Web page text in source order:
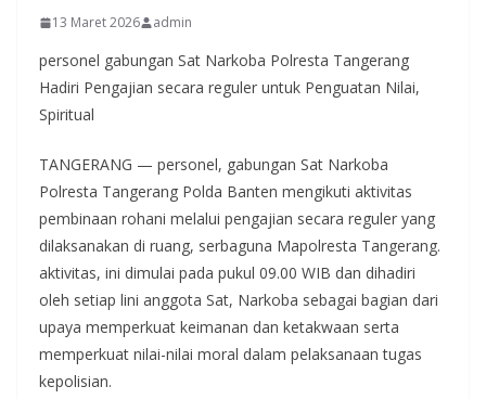
13 Maret 2026 admin
personel gabungan Sat Narkoba Polresta Tangerang
Hadiri Pengajian secara reguler untuk Penguatan Nilai,
Spiritual
TANGERANG — personel, gabungan Sat Narkoba
Polresta Tangerang Polda Banten mengikuti aktivitas
pembinaan rohani melalui pengajian secara reguler yang
dilaksanakan di ruang, serbaguna Mapolresta Tangerang.
aktivitas, ini dimulai pada pukul 09.00 WIB dan dihadiri
oleh setiap lini anggota Sat, Narkoba sebagai bagian dari
upaya memperkuat keimanan dan ketakwaan serta
memperkuat nilai-nilai moral dalam pelaksanaan tugas
kepolisian.